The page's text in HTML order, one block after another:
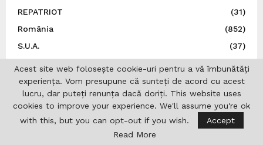
REPATRIOT
(31)
România
(852)
S.U.A.
(37)
Sănătate
(6)
Sărbătoare românească
(5)
(7)
(9)
Acest site web folosește cookie-uri pentru a vă îmbunătăți
experiența. Vom presupune că sunteți de acord cu acest
lucru, dar puteți renunța dacă doriți. This website uses
cookies to improve your experience. We'll assume you're ok
with this, but you can opt-out if you wish.
Accept
Read More